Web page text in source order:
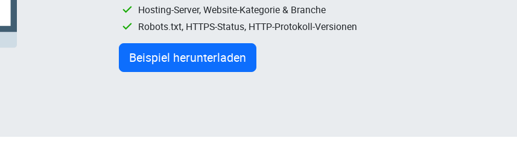
Hosting-Server, Website-Kategorie & Branche
Robots.txt, HTTPS-Status, HTTP-Protokoll-Versionen
Beispiel herunterladen